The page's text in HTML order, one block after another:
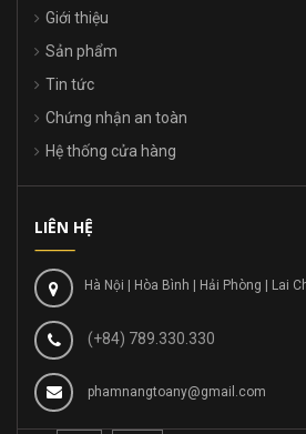
Giới thiệu
Sản phẩm
Tin tức
Chứng nhận an toàn
Hệ thống cửa hàng
LIÊN HỆ
Hà Nội | Hòa Bình | Hải Phòng | Lai
(+84) 789.330.330
phamnangtoany@gmail.com